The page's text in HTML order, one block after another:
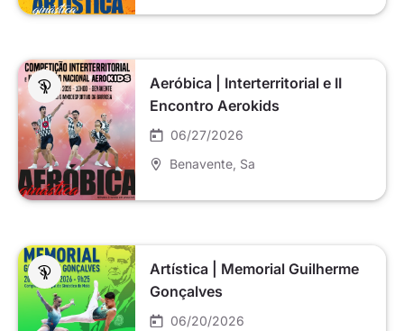
Aeróbica | Interterritorial e II
Encontro Aerokids
06/27/2026
Benavente , Sa
Artística | Memorial Guilherme
Gonçalves
06/20/2026